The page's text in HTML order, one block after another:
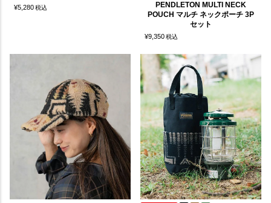
¥5,280税込
PENDLETON MULTI NECK
POUCH マルチ ネックポーチ 3P
セット
¥9,350税込